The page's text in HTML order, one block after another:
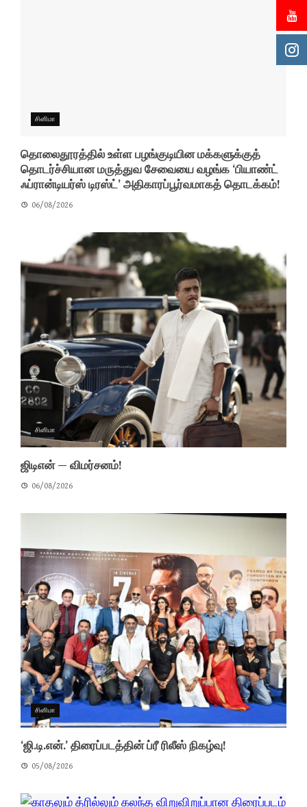
சினிமா
தொலைதூரத்தில் உள்ள பழங்குடியின மக்களுக்குத்
தொடர்ச்சியான மருத்துவ சேவையை வழங்க ‘பியாண்ட்
ஃப்ரான்டியர்ஸ் டிரஸ்ட்’ அதிகாரப்பூர்வமாகத் தொடக்கம்!
06/08/2026
சினிமா
ஜிடிஎன் — விமர்சனம்!
06/08/2026
சினிமா
‘ஜி.டி.என்.’ திரைப்படத்தின் ப்ரீ ரிலீஸ் நிகழ்வு!
05/08/2026